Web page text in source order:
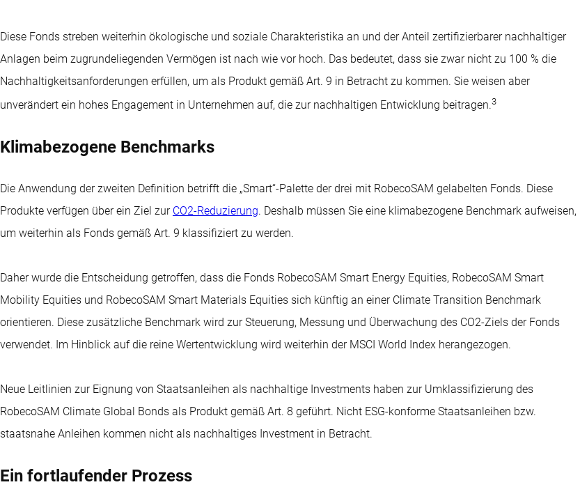
Diese Fonds streben weiterhin ökologische und soziale Charakteristika an und der Anteil zertifizierbarer nachhaltiger
Anlagen beim zugrundeliegenden Vermögen ist nach wie vor hoch. Das bedeutet, dass sie zwar nicht zu 100 % die
Nachhaltigkeitsanforderungen erfüllen, um als Produkt gemäß Art. 9 in Betracht zu kommen. Sie weisen aber
unverändert ein hohes Engagement in Unternehmen auf, die zur nachhaltigen Entwicklung beitragen.3
Klimabezogene Benchmarks
Die Anwendung der zweiten Definition betrifft die „Smart“-Palette der drei mit RobecoSAM gelabelten Fonds. Diese
Produkte verfügen über ein Ziel zur CO2-Reduzierung. Deshalb müssen Sie eine klimabezogene Benchmark aufweisen,
um weiterhin als Fonds gemäß Art. 9 klassifiziert zu werden.
Daher wurde die Entscheidung getroffen, dass die Fonds RobecoSAM Smart Energy Equities, RobecoSAM Smart
Mobility Equities und RobecoSAM Smart Materials Equities sich künftig an einer Climate Transition Benchmark
orientieren. Diese zusätzliche Benchmark wird zur Steuerung, Messung und Überwachung des CO2-Ziels der Fonds
verwendet. Im Hinblick auf die reine Wertentwicklung wird weiterhin der MSCI World Index herangezogen.
Neue Leitlinien zur Eignung von Staatsanleihen als nachhaltige Investments haben zur Umklassifizierung des
RobecoSAM Climate Global Bonds als Produkt gemäß Art. 8 geführt. Nicht ESG-konforme Staatsanleihen bzw.
staatsnahe Anleihen kommen nicht als nachhaltiges Investment in Betracht.
Ein fortlaufender Prozess